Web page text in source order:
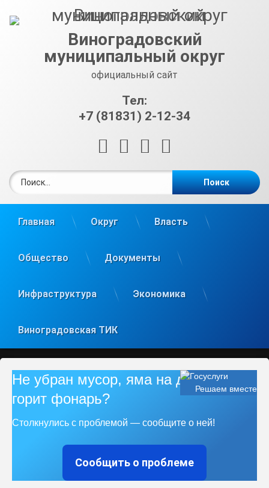
Виноградовский
муниципальный округ
официальный сайт
Тел:
+7 (81831) 2-12-34
RSS E-mailВКонтакте
Главная Округ Власть
Общество Документы
Инфраструктура Экономика
Виноградовская ТИК
Решаем вместе
Не убран мусор, яма на дороге, не
горит фонарь?
Столкнулись с проблемой — сообщите о ней!
Сообщить о проблеме